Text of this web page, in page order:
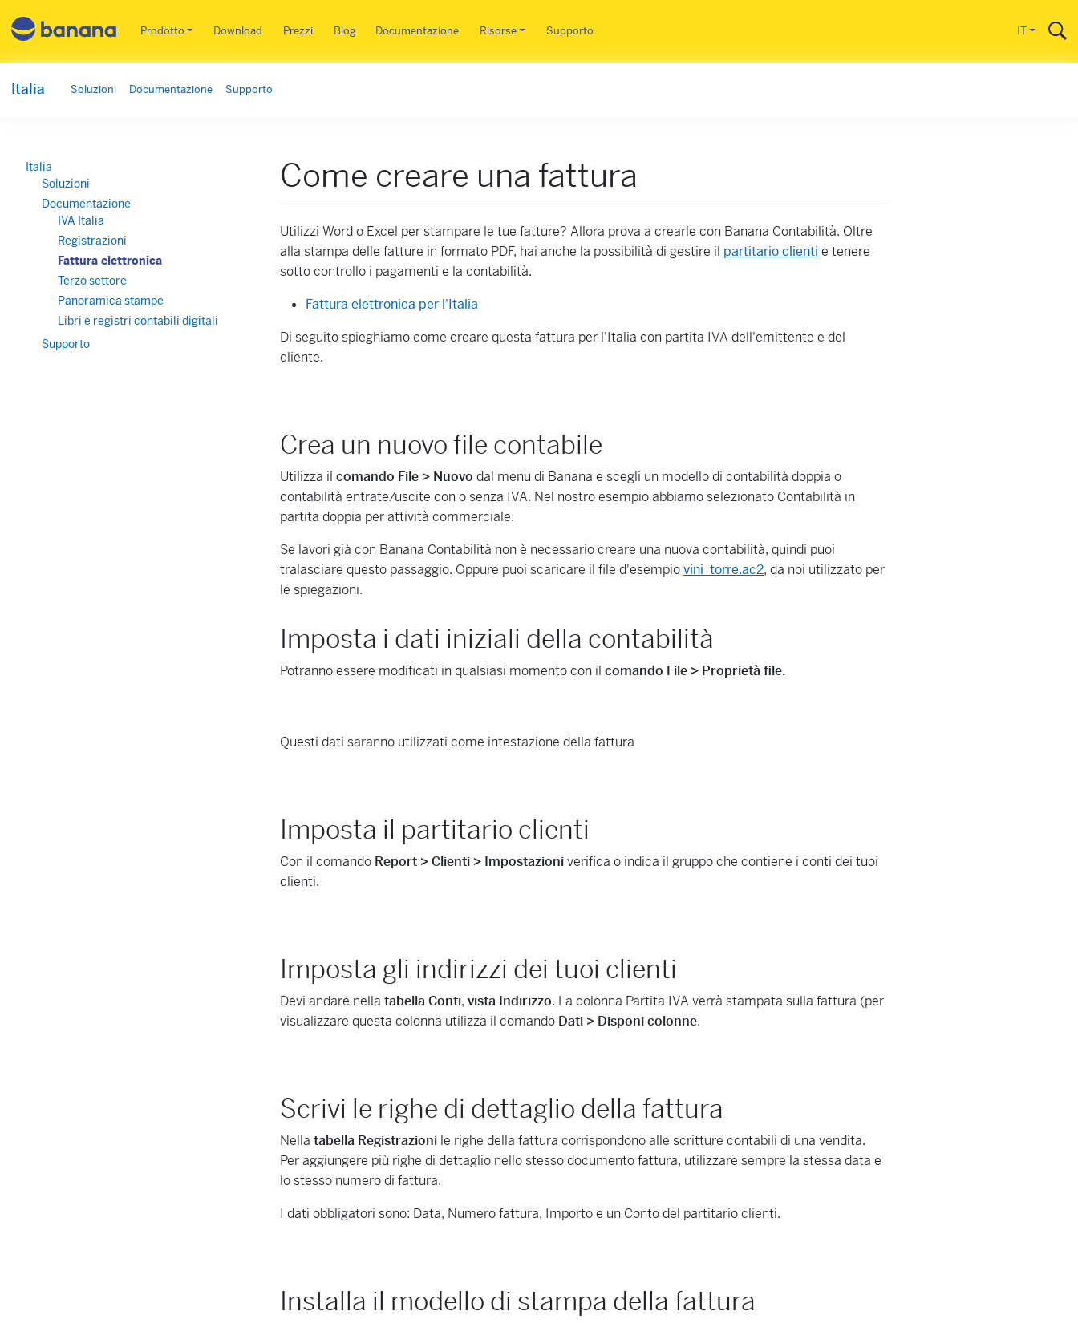
Main menu IT
Prodotto Download Prezzi Blog Documentazione Risorse Supporto IT
Italia Soluzioni Documentazione Supporto
Come creare una fattura
Utilizzi Word o Excel per stampare le tue fatture? Allora prova a crearle con Banana Contabilità. Oltre
alla stampa delle fatture in formato PDF, hai anche la possibilità di gestire il partitario clienti e tenere
sotto controllo i pagamenti e la contabilità.
Fattura elettronica per l'Italia
Di seguito spieghiamo come creare questa fattura per l'Italia con partita IVA dell'emittente e del
cliente.
Crea un nuovo file contabile
Utilizza il comando File > Nuovo dal menu di Banana e scegli un modello di contabilità doppia o
contabilità entrate/uscite con o senza IVA. Nel nostro esempio abbiamo selezionato Contabilità in
partita doppia per attività commerciale.
Se lavori già con Banana Contabilità non è necessario creare una nuova contabilità, quindi puoi
tralasciare questo passaggio. Oppure puoi scaricare il file d'esempiovini_torre.ac2, da noi utilizzato per
le spiegazioni.
Imposta i dati iniziali della contabilità
Potranno essere modificati in qualsiasi momento con il comando File > Proprietà file.
Questi dati saranno utilizzati come intestazione della fattura
Imposta il partitario clienti
Con il comando Report > Clienti > Impostazioniverifica o indica il gruppo che contiene i conti dei tuoi
clienti.
Imposta gli indirizzi dei tuoi clienti
Devi andare nella tabella Conti, vista Indirizzo. La colonna Partita IVA verrà stampata sulla fattura (per
visualizzare questa colonna utilizza il comando Dati > Disponi colonne.
Scrivi le righe di dettaglio della fattura
Nella tabella Registrazioni le righe della fattura corrispondono alle scritture contabili di una vendita.
Per aggiungere più righe di dettaglio nello stesso documento fattura, utilizzare sempre la stessa data e
lo stesso numero di fattura.
I dati obbligatori sono: Data, Numero fattura, Importo e un Conto del partitario clienti.
Installa il modello di stampa della fattura
Italia
Soluzioni
Documentazione
IVA Italia
Registrazioni
Fattura elettronica
Terzo settore
Panoramica stampe
Libri e registri contabili digitali
Supporto